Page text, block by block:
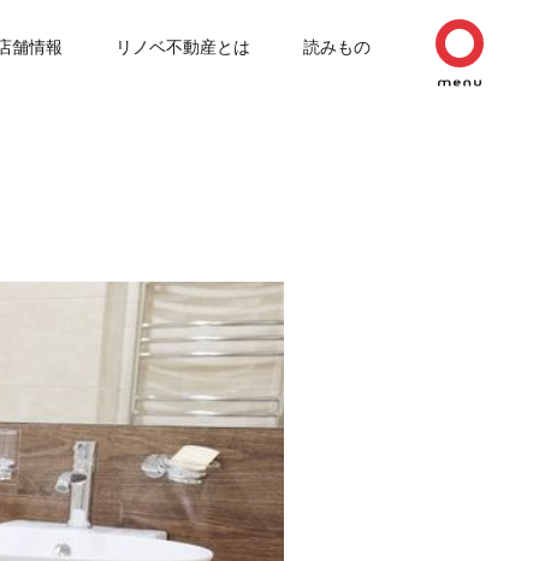
舗情報 リノベ不動産とは 読みもの